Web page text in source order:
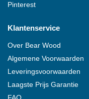
Pinterest
Klantenservice
Over Bear Wood
Algemene Voorwaarden
Leveringsvoorwaarden
Laagste Prijs Garantie
FAQ